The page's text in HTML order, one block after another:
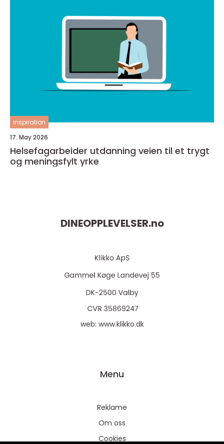
inspiration
17. May 2026
Helsefagarbeider utdanning veien til et trygt
og meningsfylt yrke
DINEOPPLEVELSER.no
web: www.klikko.dk
Menu
Reklame
Om oss
Cookies